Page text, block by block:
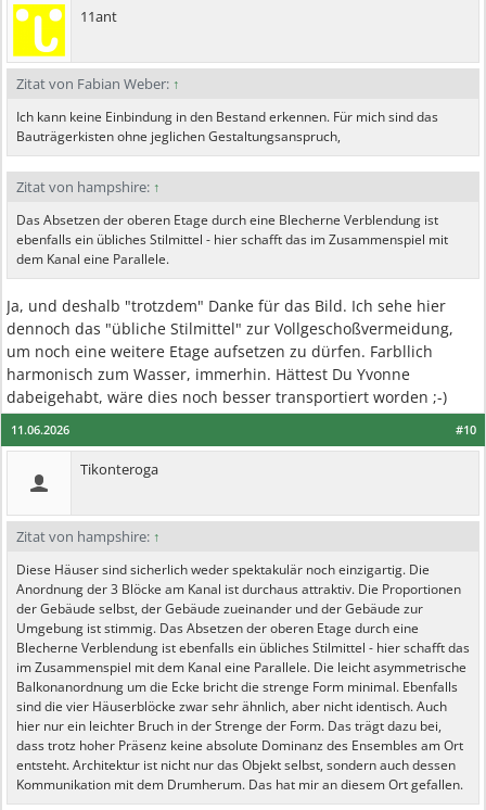
11ant
Zitat von Fabian Weber: ↑
Ich kann keine Einbindung in den Bestand erkennen. Für mich sind das
Bauträgerkisten ohne jeglichen Gestaltungsanspruch,
Zitat von hampshire: ↑
Das Absetzen der oberen Etage durch eine Blecherne Verblendung ist
ebenfalls ein übliches Stilmittel - hier schafft das im Zusammenspiel mit
dem Kanal eine Parallele.
Ja, und deshalb "trotzdem" Danke für das Bild. Ich sehe hier
dennoch das "übliche Stilmittel" zur Vollgeschoßvermeidung,
um noch eine weitere Etage aufsetzen zu dürfen. Farbllich
harmonisch zum Wasser, immerhin. Hättest Du Yvonne
dabeigehabt, wäre dies noch besser transportiert worden ;-)
#10
11.06.2026
Tikonteroga
Zitat von hampshire: ↑
Diese Häuser sind sicherlich weder spektakulär noch einzigartig. Die
Anordnung der 3 Blöcke am Kanal ist durchaus attraktiv. Die Proportionen
der Gebäude selbst, der Gebäude zueinander und der Gebäude zur
Umgebung ist stimmig. Das Absetzen der oberen Etage durch eine
Blecherne Verblendung ist ebenfalls ein übliches Stilmittel - hier schafft das
im Zusammenspiel mit dem Kanal eine Parallele. Die leicht asymmetrische
Balkonanordnung um die Ecke bricht die strenge Form minimal. Ebenfalls
sind die vier Häuserblöcke zwar sehr ähnlich, aber nicht identisch. Auch
hier nur ein leichter Bruch in der Strenge der Form. Das trägt dazu bei,
dass trotz hoher Präsenz keine absolute Dominanz des Ensembles am Ort
entsteht. Architektur ist nicht nur das Objekt selbst, sondern auch dessen
Kommunikation mit dem Drumherum. Das hat mir an diesem Ort gefallen.